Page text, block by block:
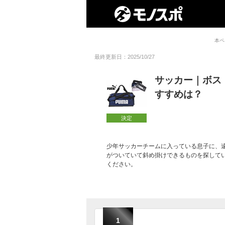
本
最終更新日：2025/10/27
決定
サッカー｜ボス
すすめは？
少年サッカーチームに入っている息子に
がついていて斜め掛けできるものを探して
ください。
1